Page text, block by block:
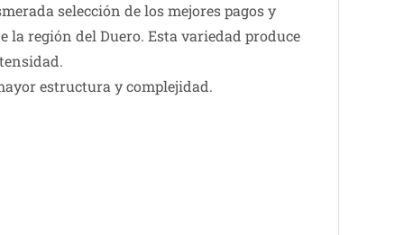
selección de los mejores pagos y
la región del Duero. Esta variedad produce
estructura y complejidad.